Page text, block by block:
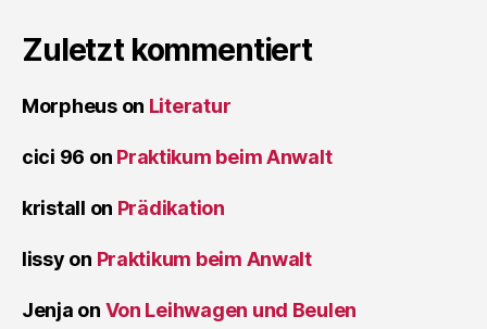
Zuletzt kommentiert
Morpheuson Literatur
cici 96 on Praktikum beim Anwalt
kristall on Prädikation
lissy on Praktikum beim Anwalt
Jenja on Von Leihwagen und Beulen